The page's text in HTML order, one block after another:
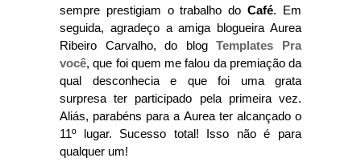
sempre prestigiam o trabalho doCafé. Em
seguida, agradeço a amiga blogueira Aurea
Ribeiro Carvalho, do blogTemplates Pra
você, que foi quem me falou da premiação da
qual desconhecia e que foi uma grata
surpresa ter participado pela primeira vez.
Aliás, parabéns para a Aurea ter alcançado o
11º lugar. Sucesso total! Isso não é para
qualquer um!